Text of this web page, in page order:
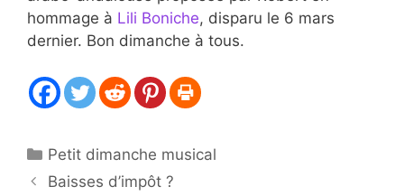
hommage à Lili Boniche, disparu le 6 mars
dernier. Bon dimanche à tous.
Catégories
Petit dimanche musical
Baisses d’impôt ?